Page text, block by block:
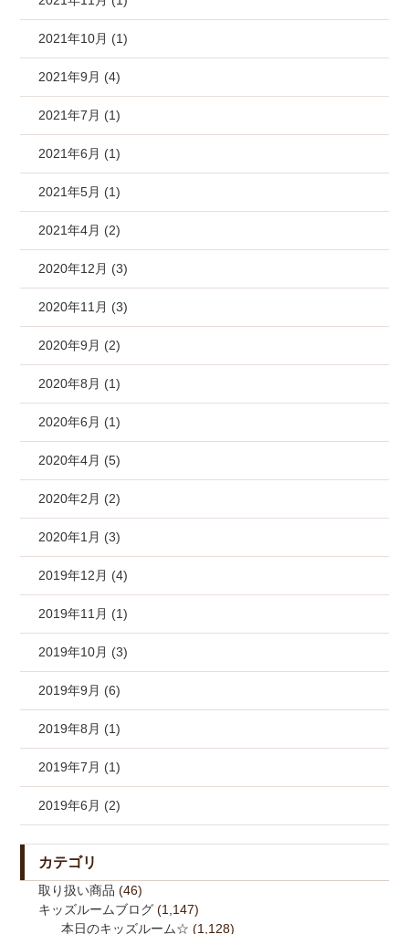
2021年10月 (1)
2021年9月 (4)
2021年7月 (1)
2021年6月 (1)
2021年5月 (1)
2021年4月 (2)
2020年12月 (3)
2020年11月 (3)
2020年9月 (2)
2020年8月 (1)
2020年6月 (1)
2020年4月 (5)
2020年2月 (2)
2020年1月 (3)
2019年12月 (4)
2019年11月 (1)
2019年10月 (3)
2019年9月 (6)
2019年8月 (1)
2019年7月 (1)
2019年6月 (2)
カテゴリ
取り扱い商品 (46)
キッズルームブログ (1,147)
本日のキッズルーム☆ (1,128)